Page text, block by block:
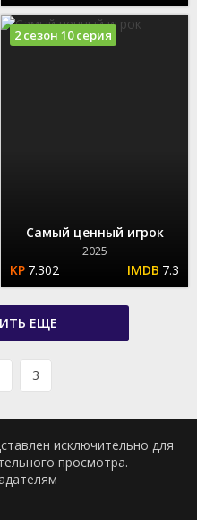
Самый ценный игрок
2025
7.302 7.3
2 сезон 10 серия
ЕЩЕ
3
исключительно для
просмотра.